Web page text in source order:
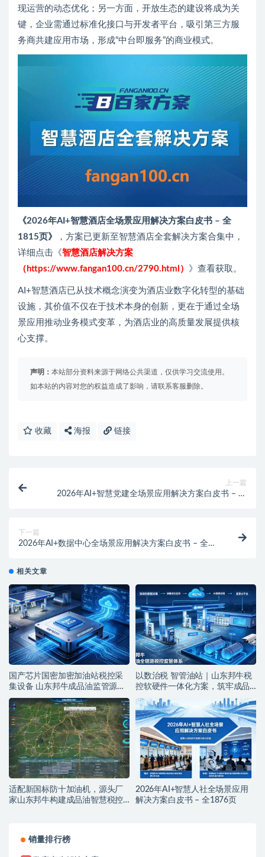
现运营的动态优化；另一方面，开放生态的建设将成为关
键，企业需通过标准化接口与开发者平台，吸引第三方服
务商共建应用市场，形成“中台即服务”的商业模式。
《2026年AI+智慧酒店全场景应用解决方案白皮书 – 全
1815页》
，方案已更新至智慧酒店全套解决方案合集中，
详细点击《智慧酒店解决方案
（https://www.fangan100.cn/2790.html） 》查看获取。
AI+智慧酒店已从技术概念演变为酒店业数字化转型的基础
设施，其价值不仅在于技术本身的创新，更在于通过全场
景应用推动业务模式变革，为酒店业的高质量发展提供核
心支撑。
声明： 本站部分资料来源于网络公共渠道，仅供学习交流使用。
如本站的内容对您的权益造成了影响，请联系客服删除。
收藏 海报 链接
上一篇
2026年AI+智慧党建全场景应用解决方案白皮书 – 全
下一篇
2026年AI+数据中心全场景应用解决方案白皮书 – 全
相关文章
国产芯片国密加密加油站税控采
集设备 山东邦牛成品油监管源头
厂家
以数治税 智管油站｜山东邦牛税
控软硬件一体化方案，筑牢成品
油全链条监管防线
适配新国标防十加油机，源头厂
家山东邦牛构建成品油智慧税控
2026年AI+智慧人社全场景应用
解决方案白皮书 – 全1876页
销量排行榜